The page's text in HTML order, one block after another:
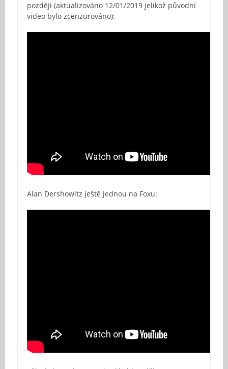
později (aktualizováno 12/01/2019 jelikož původní
video bylo zcenzurováno):
Alan Dershowitz ještě jednou na Foxu: